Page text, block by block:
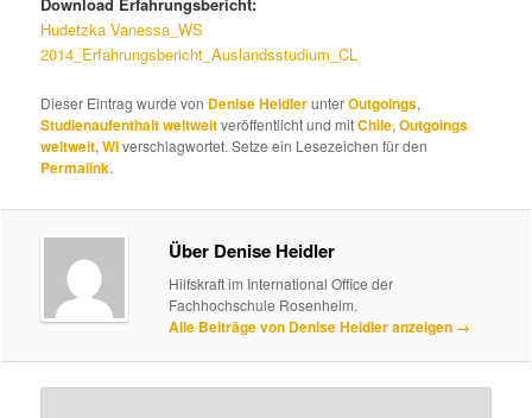
Download Erfahrungsbericht:
Hudetzka Vanessa_WS
2014_Erfahrungsbericht_Auslandsstudium_CL
Dieser Eintrag wurde von Denise HeidlerunterOutgoings,
Studienaufenthalt weltweitveröffentlicht und mitChile,Outgoings
weltweit,WIverschlagwortet. Setze ein Lesezeichen für den
Permalink.
Über Denise Heidler
Hilfskraft im International Office der
Fachhochschule Rosenheim.
Alle Beiträge von Denise Heidler anzeigen →